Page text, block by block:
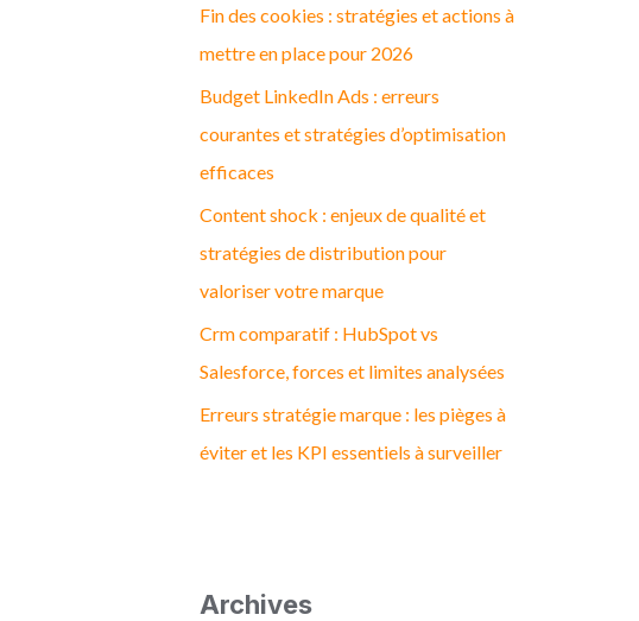
c
h
e
r
:
Fin des cookies : stratégies et actions à
mettre en place pour 2026
Budget LinkedIn Ads : erreurs
courantes et stratégies d’optimisation
efficaces
Content shock : enjeux de qualité et
stratégies de distribution pour
valoriser votre marque
Crm comparatif : HubSpot vs
Salesforce, forces et limites analysées
Erreurs stratégie marque : les pièges à
éviter et les KPI essentiels à surveiller
Archives